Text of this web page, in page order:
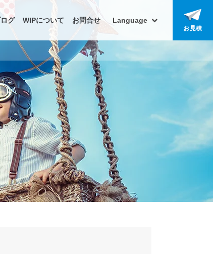
グ WIPについて お問合せ Language
お見積